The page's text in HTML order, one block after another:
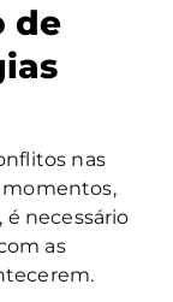
de
nas
é necessário
as